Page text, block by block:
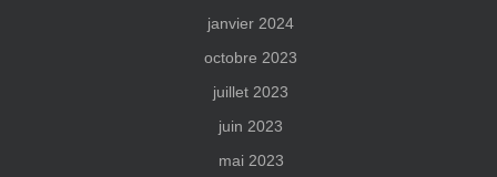
janvier 2024
octobre 2023
juillet 2023
juin 2023
mai 2023